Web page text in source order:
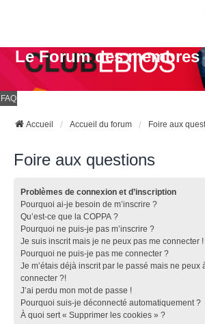
Le Forum des membres
FAQ
Accueil Accueil du forum Foire aux
Foire aux questions
Problèmes de connexion et d’inscription
Pourquoi ai-je besoin de m’inscrire ?
Qu’est-ce que la COPPA ?
Pourquoi ne puis-je pas m’inscrire ?
Je suis inscrit mais je ne peux pas me connecter !
Pourquoi ne puis-je pas me connecter ?
Je m’étais déjà inscrit par le passé mais ne peux
connecter ?!
J’ai perdu mon mot de passe !
Pourquoi suis-je déconnecté automatiquement ?
À quoi sert « Supprimer les cookies » ?